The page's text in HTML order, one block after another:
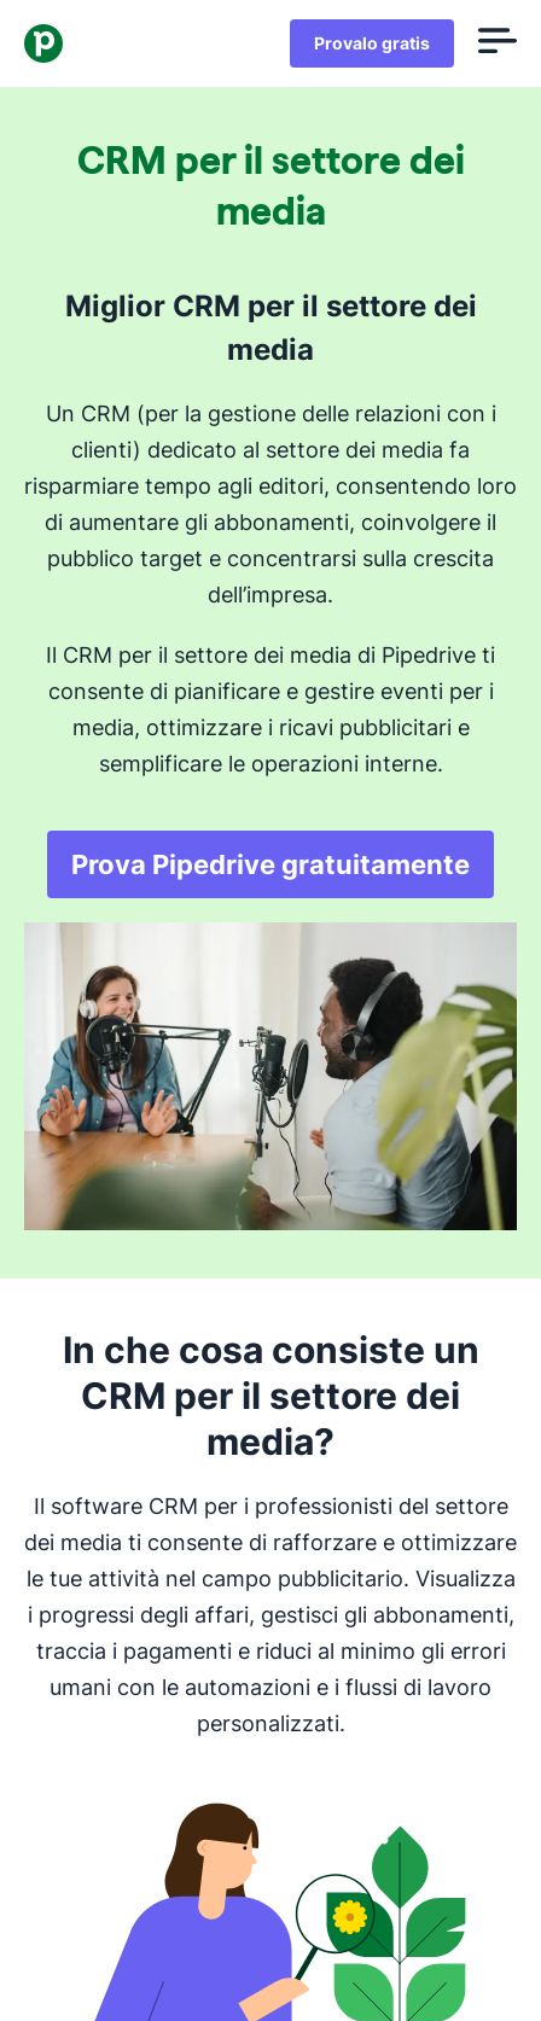
Provalo gratis
CRM per il settore dei
media
Miglior CRM per il settore dei
media
Un CRM (per la gestione delle relazioni con i
clienti) dedicato al settore dei media fa
risparmiare tempo agli editori, consentendo loro
di aumentare gli abbonamenti, coinvolgere il
pubblico target e concentrarsi sulla crescita
dell’impresa.
Il CRM per il settore dei media di Pipedrive ti
consente di pianificare e gestire eventi per i
media, ottimizzare i ricavi pubblicitari e
semplificare le operazioni interne.
Prova Pipedrive gratuitamente
Si apre in una
In che cosa consiste un
CRM per il settore dei
media?
Il software CRM per i professionisti del settore
dei media ti consente di rafforzare e ottimizzare
le tue attività nel campo pubblicitario. Visualizza
i progressi degli affari, gestisci gli abbonamenti,
traccia i pagamenti e riduci al minimo gli errori
umani con le automazioni e i flussi di lavoro
personalizzati.